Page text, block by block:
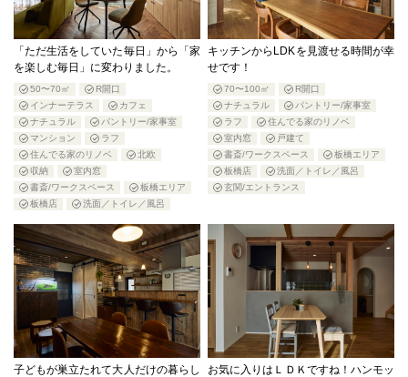
「ただ生活をしていた毎日」から「家
を楽しむ毎日」に変わりました。
50〜70㎡
R開口
インナーテラス
カフェ
ナチュラル
パントリー/家事室
マンション
ラフ
住んでる家のリノベ
北欧
収納
室内窓
書斎/ワークスペース
板橋エリア
板橋店
洗面／トイレ／風呂
キッチンからLDKを見渡せる時間が幸
せです！
70〜100㎡
R開口
ナチュラル
パントリー/家事室
ラフ
住んでる家のリノベ
室内窓
戸建て
書斎/ワークスペース
板橋エリア
板橋店
洗面／トイレ／風呂
玄関/エントランス
子どもが巣立たれて大人だけの暮らし
お気に入りはＬＤＫですね！ハンモッ